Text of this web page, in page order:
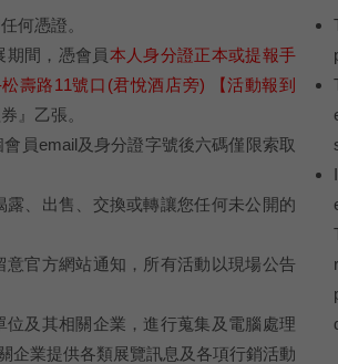
何憑證。
期間，憑會員本人身分證正本或提報手
壽路11號口(君悅酒店旁) 【活動報到
』乙張。
員email及身分證字號後六碼僅限索取
、出售、交換或轉讓您任何未公開的
官方網站通知，所有活動以現場公告
及其相關企業，進行蒐集及電腦處理
企業提供各類展覽訊息及各項行銷活動